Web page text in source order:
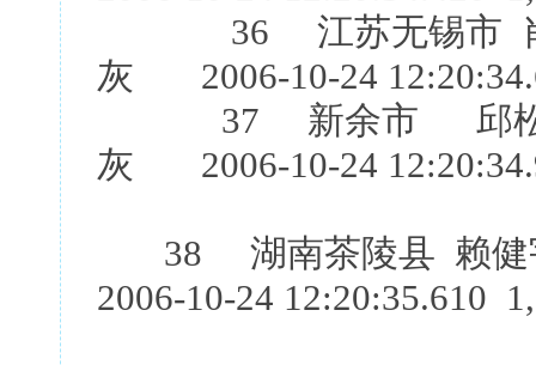
36 江苏无锡市
灰 2006-10-24
37 新余市 邱
灰 2006-10-24
38 湖南茶陵县
2006-10-24 12:20:35.610